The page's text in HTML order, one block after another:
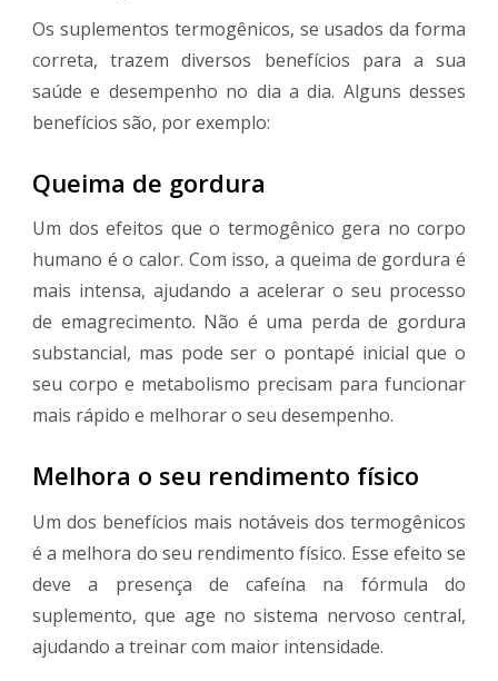
Os suplementos termogênicos, se usados da forma
correta, trazem diversos benefícios para a sua
saúde e desempenho no dia a dia. Alguns desses
benefícios são, por exemplo:
Queima de gordura
Um dos efeitos que o termogênico gera no corpo
humano é o calor. Com isso, a queima de gordura é
mais intensa, ajudando a acelerar o seu processo
de emagrecimento. Não é uma perda de gordura
substancial, mas pode ser o pontapé inicial que o
seu corpo e metabolismo precisam para funcionar
mais rápido e melhorar o seu desempenho.
Melhora o seu rendimento físico
Um dos benefícios mais notáveis dos termogênicos
é a melhora do seu rendimento físico. Esse efeito se
deve a presença de cafeína na fórmula do
suplemento, que age no sistema nervoso central,
ajudando a treinar com maior intensidade.